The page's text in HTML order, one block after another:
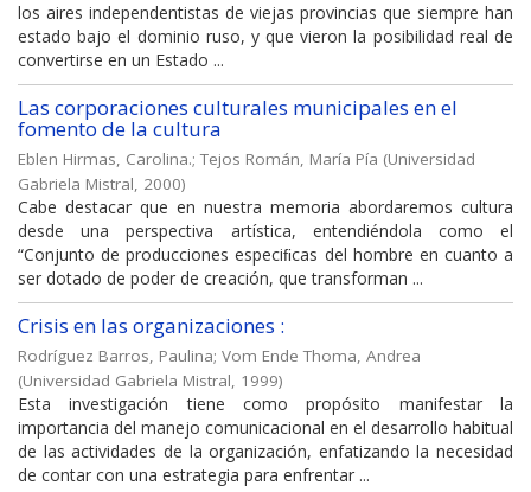
los aires independentistas de viejas provincias que siempre han
estado bajo el dominio ruso, y que vieron la posibilidad real de
convertirse en un Estado ...
Las corporaciones culturales municipales en el
fomento de la cultura
Eblen Hirmas, Carolina.; Tejos Román, María Pía (Universidad
Gabriela Mistral, 2000)
Cabe destacar que en nuestra memoria abordaremos cultura
desde una perspectiva artística, entendiéndola como el
“Conjunto de producciones especiﬁcas del hombre en cuanto a
ser dotado de poder de creación, que transforman ...
Crisis en las organizaciones :
Rodríguez Barros, Paulina; Vom Ende Thoma, Andrea
(Universidad Gabriela Mistral, 1999)
Esta investigación tiene como propósito manifestar la
importancia del manejo comunicacional en el desarrollo habitual
de las actividades de la organización, enfatizando la necesidad
de contar con una estrategia para enfrentar ...